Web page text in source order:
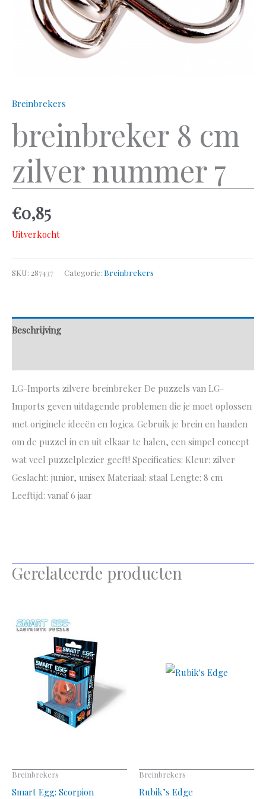
Breinbrekers
breinbreker 8 cm
zilver nummer 7
€0,85
Uitverkocht
SKU: 287437 Categorie: Breinbrekers
Beschrijving
LG-Imports zilvere breinbreker De puzzels van LG-
Imports geven uitdagende problemen die je moet oplossen
met originele ideeën en logica. Gebruik je brein en handen
om de puzzel in en uit elkaar te halen, een simpel concept
wat veel puzzelplezier geeft! Specificaties: Kleur: zilver
Geslacht: junior, unisex Materiaal: staal Lengte: 8 cm
Leeftijd: vanaf 6 jaar
Gerelateerde producten
Breinbrekers
Smart Egg: Scorpion
Breinbrekers
Rubik’s Edge